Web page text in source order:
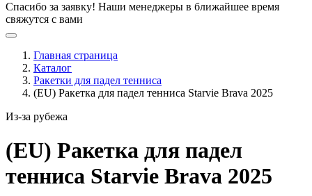
Спасибо за заявку! Наши менеджеры в ближайшее время
свяжутся с вами
Главная страница
Каталог
Ракетки для падел тенниса
(EU) Ракетка для падел тенниса Starvie Brava 2025
Из-за рубежа
(EU) Ракетка для падел
тенниса Starvie Brava 2025